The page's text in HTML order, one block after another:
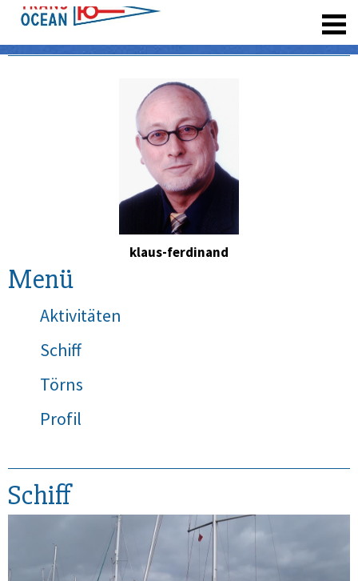
klaus-ferdinand
Menü
Aktivitäten
Schiff
Törns
Profil
Schiff